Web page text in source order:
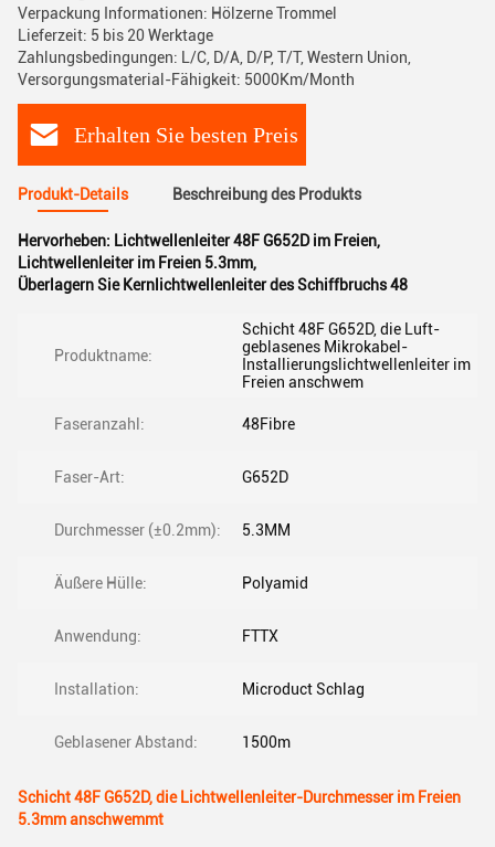
Verpackung Informationen: Hölzerne Trommel
Lieferzeit: 5 bis 20 Werktage
Zahlungsbedingungen: L/C, D/A, D/P, T/T, Western Union,
Versorgungsmaterial-Fähigkeit: 5000Km/Month
Erhalten Sie besten Preis
Produkt-Details Beschreibung des Produkts
Hervorheben: Lichtwellenleiter 48F G652D im Freien,
Lichtwellenleiter im Freien 5.3mm,
Überlagern Sie Kernlichtwellenleiter des Schiffbruchs 48
Produktname:
Schicht 48F G652D, die Luft-
geblasenes Mikrokabel-
Installierungslichtwellenleiter im
Freien anschwem
Faseranzahl: 48Fibre
Faser-Art: G652D
Durchmesser (±0.2mm): 5.3MM
Äußere Hülle: Polyamid
Anwendung: FTTX
Installation: Microduct Schlag
Geblasener Abstand: 1500m
Schicht 48F G652D, die Lichtwellenleiter-Durchmesser im Freien
5.3mm anschwemmt